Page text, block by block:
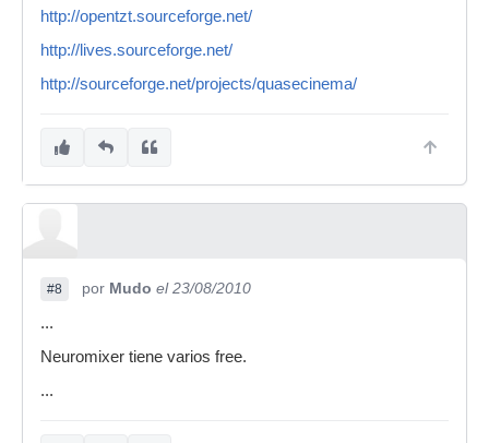
http://opentzt.sourceforge.net/
http://lives.sourceforge.net/
http://sourceforge.net/projects/quasecinema/
#8 por Mudo el 23/08/2010
...
Neuromixer tiene varios free.
...